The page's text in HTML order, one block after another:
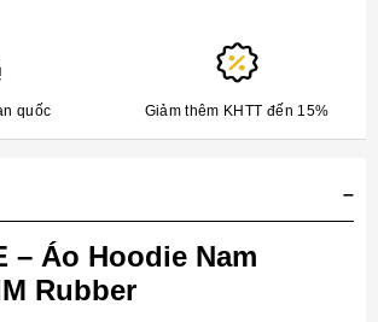
quốc Giảm thêm KHTT đến 15%
– Áo Hoodie Nam
Rubber